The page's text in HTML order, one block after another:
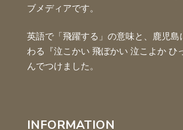
ブメディアです。
英語で「飛躍する」の意味と、鹿児島
わる『泣こかい 飛ぼかい 泣こよか ひ
んでつけました。
INFORMATION